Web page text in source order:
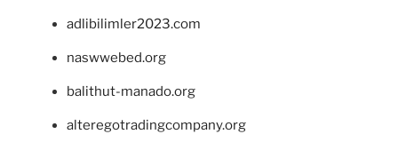
adlibilimler2023.com
naswwebed.org
balithut-manado.org
alteregotradingcompany.org